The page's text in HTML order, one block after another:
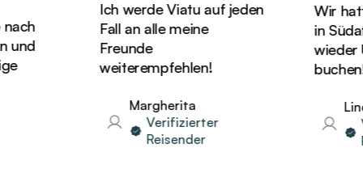
Ich werde Viatu auf jeden
Fall an alle meine
Freunde
weiterempfehlen!
Margherita
Verifizierter
Reisender
Wir
in
wieder
buchen!
Linda